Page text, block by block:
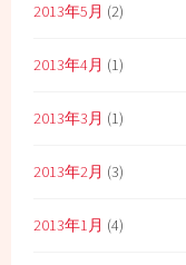
2013年5月 (2)
2013年4月 (1)
2013年3月 (1)
2013年2月 (3)
2013年1月 (4)